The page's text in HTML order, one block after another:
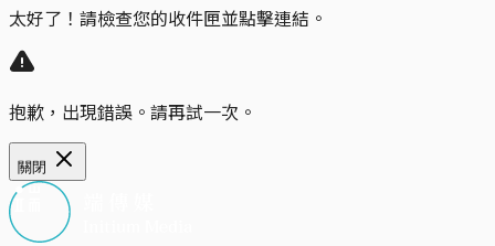
太好了！請檢查您的收件匣並點擊連結。
抱歉，出現錯誤。請再試一次。
關閉